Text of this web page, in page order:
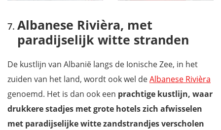
Albanese Rivièra, met
paradijselijk witte stranden
De kustlijn van Albanië langs de Ionische Zee, in het
zuiden van het land, wordt ook wel deAlbanese Rivièra
genoemd. Het is dan ook een prachtige kustlijn, waar
drukkere stadjes met grote hotels zich afwisselen
met paradijselijke witte zandstrandjes verscholen